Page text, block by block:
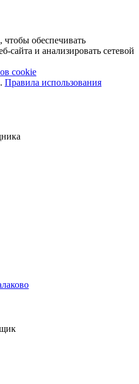
обеспечивать
сайта и анализировать сетевой
cookie
Правила использования